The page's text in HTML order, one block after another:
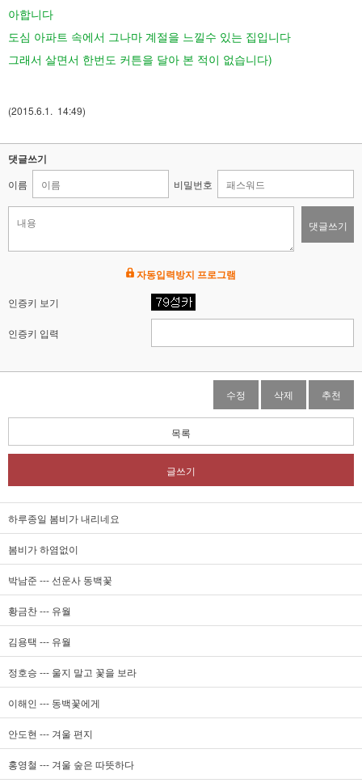
아합니다
도심 아파트 속에서 그나마 계절을 느낄수 있는 집입니다
그래서 살면서 한번도 커튼을 달아 본 적이 없습니다)
(2015.6.1. 14:49)
댓글쓰기
이름 비밀번호
댓글쓰기
자동입력방지 프로그램
인증키 보기
인증키 입력
수정 삭제 추천
목록
글쓰기
하루종일 봄비가 내리네요
봄비가 하염없이
박남준 --- 선운사 동백꽃
황금찬 --- 유월
김용택 --- 유월
정호승 --- 울지 말고 꽃을 보라
이해인 --- 동백꽃에게
안도현 --- 겨울 편지
홍영철 --- 겨울 숲은 따뜻하다